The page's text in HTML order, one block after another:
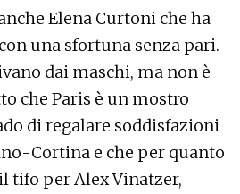
Elena Curtoni che ha
una sfortuna senza pari.
dai maschi, ma non è
che Paris è un mostro
di regalare soddisfazioni
Cortina e che per quanto
tifo per Alex Vinatzer,